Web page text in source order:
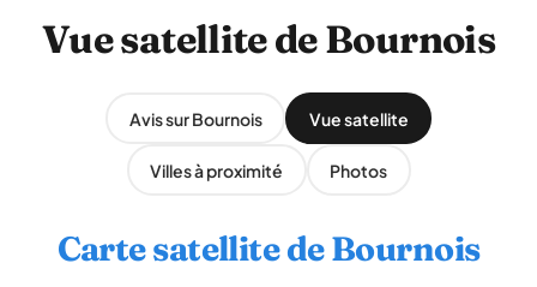
Vue satellite de Bournois
Avis sur Bournois Vue satellite
Villes à proximité Photos
Carte satellite de Bournois